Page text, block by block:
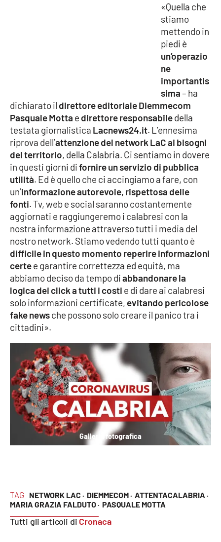
TAG NETWORK LAC · DIEMMECOM · ATTENTACALABRIA ·
MARIA GRAZIA FALDUTO · PASQUALE MOTTA
Tutti gli articoli di Cronaca
«Quella che
stiamo
mettendo in
piedi è
un’operazio
ne
importantis
sima– ha
dichiarato il direttore editoriale Diemmecom
Pasquale Motta e direttore responsabiledella
testata giornalistica Lacnews24.it. L’ennesima
riprova dell’attenzione del network LaC ai bisogni
del territorio, della Calabria. Ci sentiamo in dovere
in questi giorni difornire un servizio di pubblica
utilità. Ed è quello che ci accingiamo a fare, con
un’informazione autorevole, rispettosa delle
fonti. Tv, web e social saranno costantemente
aggiornati e raggiungeremo i calabresi con la
nostra informazione attraverso tutti i media del
nostro network. Stiamo vedendo tutti quanto è
difficile in questo momento reperire informazioni
certee garantire correttezza ed equità, ma
abbiamo deciso da tempo diabbandonare la
logica dei click a tutti i costi e di dare ai calabresi
solo informazioni certificate, evitando pericolose
fake newsche possono solo creare il panico tra i
cittadini».
Galleria fotografica